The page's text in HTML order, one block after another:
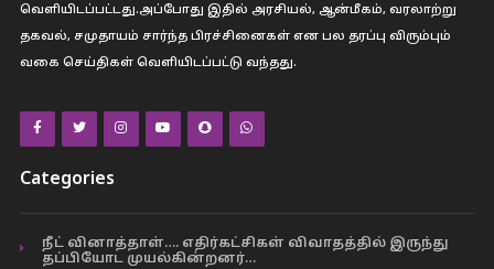
வெளியிடப்பட்டது.அப்போது இதில் அரசியல், ஆன்மீகம், வரலாற்று
தகவல், சமுதாயம் சார்ந்த பிரச்சினைகள் என பல தரப்பு விரும்பும்
வகை செய்திகள் வெளியிடப்பட்டு வந்தது.
Categories
நீட் வினாத்தாள்…. எதிர்கட்சிகள் விவாதத்தில் இருந்து
தப்பியோட முயல்கின்றனர்…